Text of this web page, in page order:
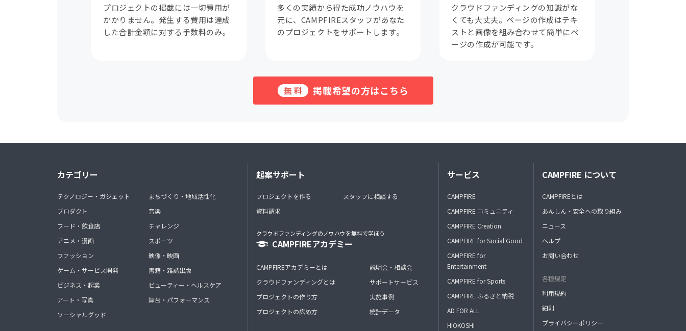
プロジェクトの掲載には一切費用が
かかりません。発生する費用は達成
した合計金額に対する手数料のみ。
多くの実績から得た成功ノウハウを
元に、CAMPFIREスタッフがあなた
のプロジェクトをサポートします。
クラウドファンディングの知識がな
くても大丈夫。ページの作成はテキ
ストと画像を組み合わせて簡単にペ
ージの作成が可能です。
無料 掲載希望の方はこちら
カテゴリー
テクノロジー・ガジェット
プロダクト
フード・飲食店
アニメ・漫画
ファッション
ゲーム・サービス開発
ビジネス・起業
アート・写真
ソーシャルグッド
まちづくり・地域活性化
音楽
チャレンジ
スポーツ
映像・映画
書籍・雑誌出版
ビューティー・ヘルスケア
舞台・パフォーマンス
起案サポート
プロジェクトを作る
資料請求
スタッフに相談する
クラウドファンディングのノウハウを無料で学ぼう
CAMPFIREアカデミー
CAMPFIREアカデミーとは
クラウドファンディングとは
プロジェクトの作り方
プロジェクトの広め方
説明会・相談会
サポートサービス
実施事例
統計データ
サービス
CAMPFIRE
CAMPFIRE コミュニティ
CAMPFIRE Creation
CAMPFIRE for Social Good
CAMPFIRE for
Entertainment
CAMPFIRE for Sports
CAMPFIRE ふるさと納税
AD FOR ALL
HIOKOSHI
CAMPFIRE について
CAMPFIREとは
あんしん・安全への取り組み
ニュース
ヘルプ
お問い合わせ
各種規定
利用規約
細則
プライバシーポリシー